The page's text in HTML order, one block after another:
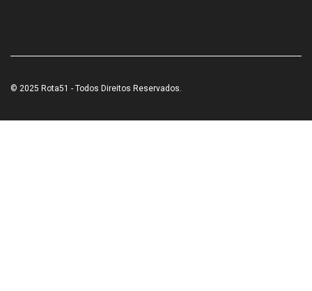
© 2025 Rota51 - Todos Direitos Reservados.